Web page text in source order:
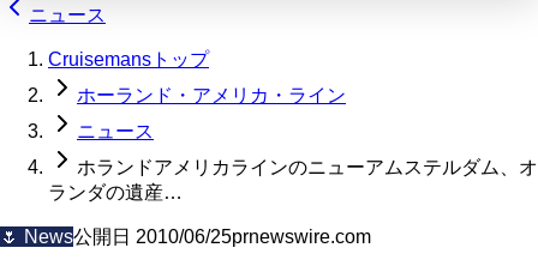
ニュース
Cruisemansトップ
ホーランド・アメリカ・ライン
ニュース
ホランドアメリカラインのニューアムステルダム、オ
ランダの遺産…
🌷 News公開日 2010/06/25prnewswire.com